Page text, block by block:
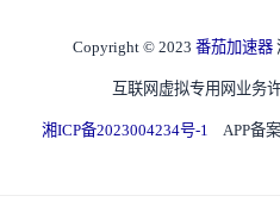
Copyright © 2023 番茄加速器
互联网虚拟专用网业务
湘ICP备2023004234号-1 APP备